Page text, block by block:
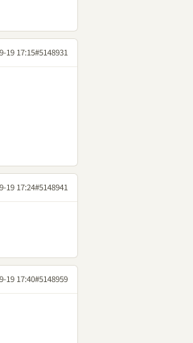
19 17:15#5148931
19 17:24#5148941
19 17:40#5148959